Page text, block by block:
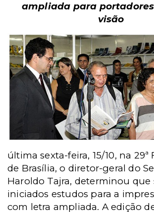
ampliada para
visão
última sexta-feira, 15/10, na 29ª
de Brasília, o diretor-geral do
Haroldo Tajra, determinou que
iniciados estudos para a
com letra ampliada. A edição